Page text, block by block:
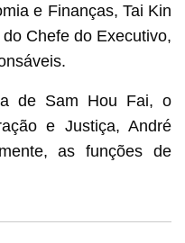
e Finanças, Tai Kin
Chefe do Executivo,
de Sam Hou Fai, o
e Justiça, André
as funções de